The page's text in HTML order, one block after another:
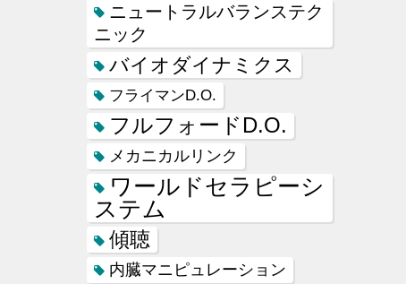
ニュートラルバランステク
ニック
バイオダイナミクス
フライマンD.O.
フルフォードD.O.
メカニカルリンク
ワールドセラピーシ
ステム
傾聴
内臓マニピュレーション